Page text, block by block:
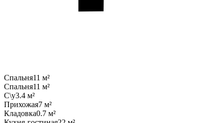
Спальня11 м²
Спальня11 м²
С\у3.4 м²
Прихожая7 м²
Кладовка0.7 м²